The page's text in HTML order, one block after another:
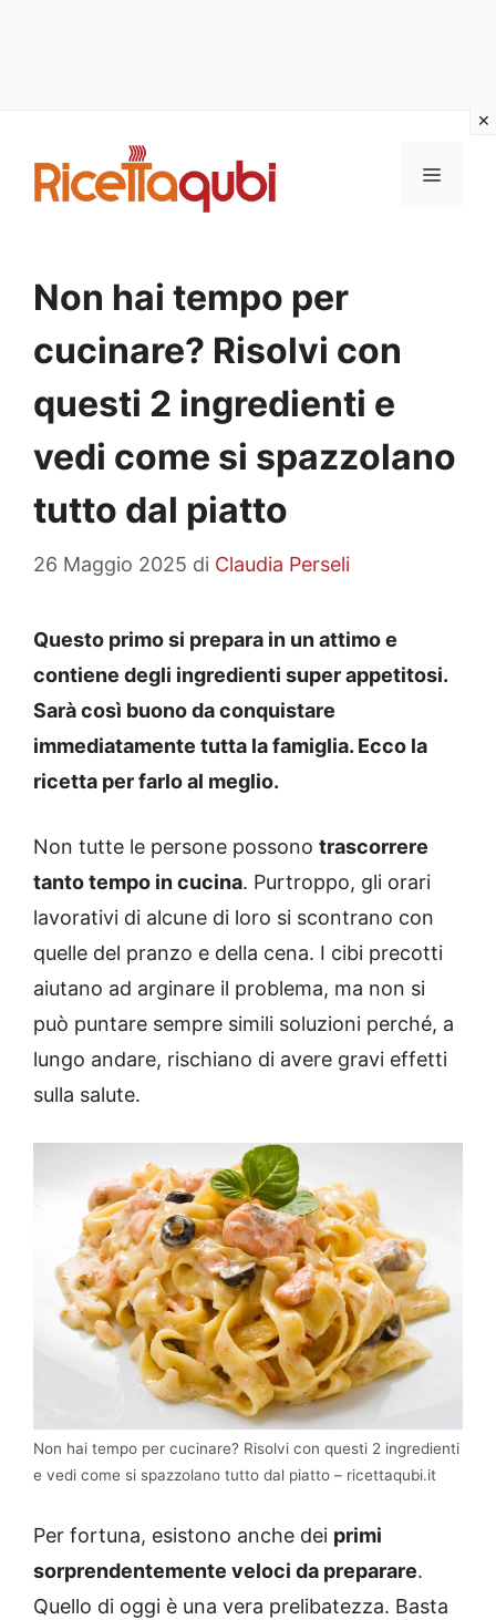
contenuto
MENU
Non hai tempo per
cucinare? Risolvi con
questi 2 ingredienti e
vedi come si spazzolano
tutto dal piatto
26 Maggio 2025 di Claudia Perseli
Questo primo si prepara in un attimo e
contiene degli ingredienti super appetitosi.
Sarà così buono da conquistare
immediatamente tutta la famiglia. Ecco la
ricetta per farlo al meglio.
Non tutte le persone possono trascorrere
tanto tempo in cucina. Purtroppo, gli orari
lavorativi di alcune di loro si scontrano con
quelle del pranzo e della cena. I cibi precotti
aiutano ad arginare il problema, ma non si
può puntare sempre simili soluzioni perché, a
lungo andare, rischiano di avere gravi effetti
sulla salute.
Non hai tempo per cucinare? Risolvi con questi 2 ingredienti
e vedi come si spazzolano tutto dal piatto – ricettaqubi.it
Per fortuna, esistono anche dei primi
sorprendentemente veloci da preparare.
Quello di oggi è una vera prelibatezza. Basta